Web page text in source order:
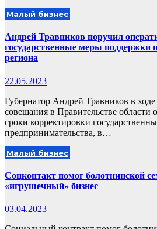
Малый бизнес
Андрей Травников поручил
государственные меры поддержки
региона
22.05.2023
Губернатор Андрей Травников в
совещания в Правительстве области
сроки корректировки
предпринимательства, в…
Малый бизнес
Соцконтакт помог болотнинской
«игрушечный» бизнес
03.04.2023